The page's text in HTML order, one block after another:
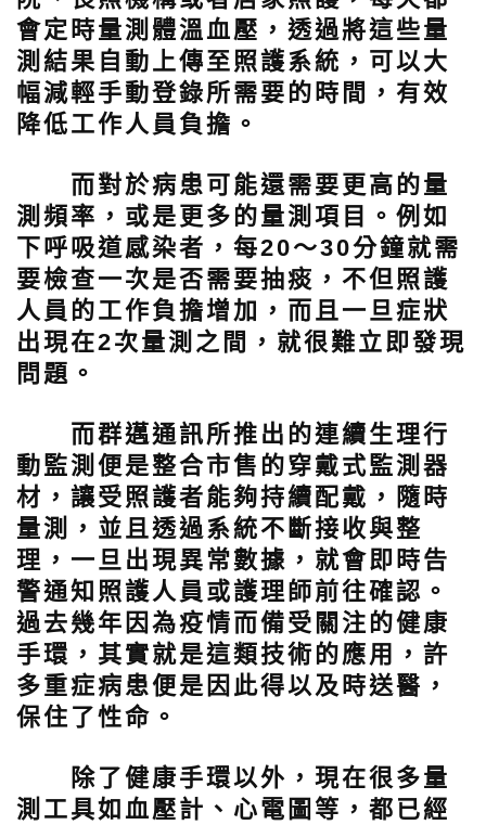
會定時量測體溫血壓，透過將這些量
測結果自動上傳至照護系統，可以大
幅減輕手動登錄所需要的時間，有效
降低工作人員負擔。
而對於病患可能還需要更高的量
測頻率，或是更多的量測項目。例如
下呼吸道感染者，每20～30分鐘就需
要檢查一次是否需要抽痰，不但照護
人員的工作負擔增加，而且一旦症狀
出現在2次量測之間，就很難立即發現
問題。
而群邁通訊所推出的連續生理行
動監測便是整合市售的穿戴式監測器
材，讓受照護者能夠持續配戴，隨時
量測，並且透過系統不斷接收與整
理，一旦出現異常數據，就會即時告
警通知照護人員或護理師前往確認。
過去幾年因為疫情而備受關注的健康
手環，其實就是這類技術的應用，許
多重症病患便是因此得以及時送醫，
保住了性命。
除了健康手環以外，現在很多量
測工具如血壓計、心電圖等，都已經